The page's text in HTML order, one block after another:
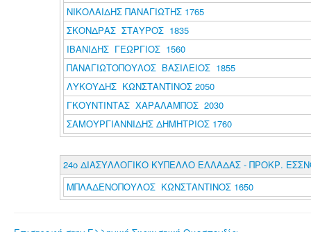
ΝΙΚΟΛΑΙΔΗΣ ΠΑΝΑΓΙΩΤΗΣ 1765
ΣΚΟΝΔΡΑΣ ΣΤΑΥΡΟΣ 1835
ΙΒΑΝΙΔΗΣ ΓΕΩΡΓΙΟΣ 1560
ΠΑΝΑΓΙΩΤΟΠΟΥΛΟΣ ΒΑΣΙΛΕΙΟΣ 1855
ΛΥΚΟΥΔΗΣ ΚΩΝΣΤΑΝΤΙΝΟΣ 2050
ΓΚΟΥΝΤΙΝΤΑΣ ΧΑΡΑΛΑΜΠΟΣ 2030
ΣΑΜΟΥΡΓΙΑΝΝΙΔΗΣ ΔΗΜΗΤΡΙΟΣ 1760
24ο ΔΙΑΣΥΛΛΟΓΙΚΟ ΚΥΠΕΛΛΟ ΕΛΛΑΔΑΣ - ΠΡΟΚΡ.
ΜΠΛΑΔΕΝΟΠΟΥΛΟΣ ΚΩΝΣΤΑΝΤΙΝΟΣ 1650